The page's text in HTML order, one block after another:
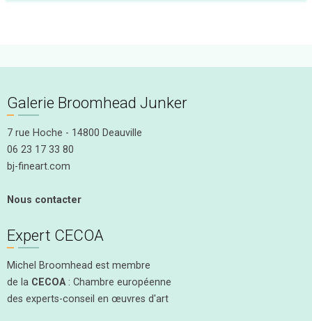
Galerie Broomhead Junker
7 rue Hoche - 14800 Deauville
06 23 17 33 80
bj-fineart.com
Nous contacter
Expert CECOA
Michel Broomhead est membre
de la CECOA: Chambre européenne
des experts-conseil en œuvres d'art